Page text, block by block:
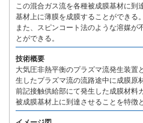
この混合ガス流を各種被成膜基材に到
基材上に薄膜を成膜することができる。
また、スピンコート法のような溶媒が
とができる。
技術概要
大気圧非熱平衡のプラズマ流発生装置
生したプラズマ流の流路途中に成膜原
前記接触供給部にて発生した成膜材料
被成膜基材上に到達させることを特徴